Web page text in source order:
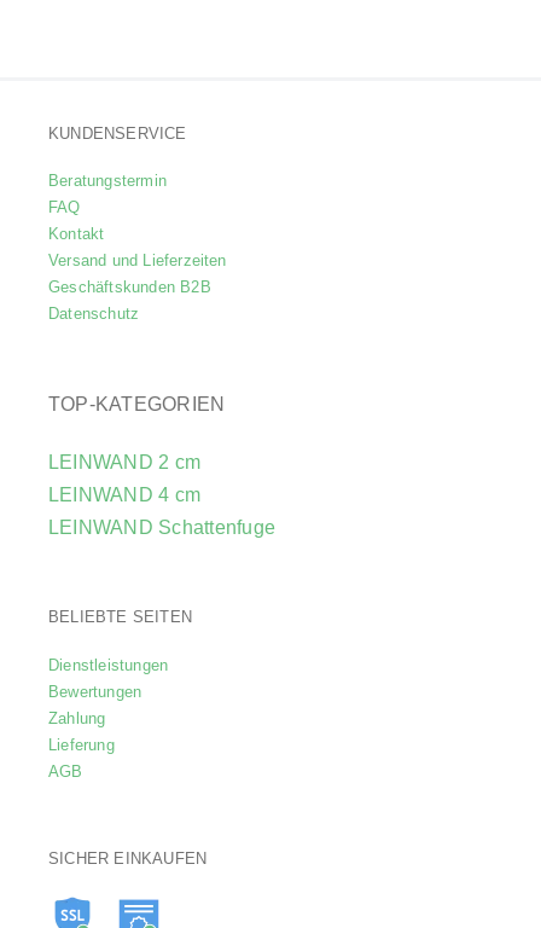
KUNDENSERVICE
Beratungstermin
FAQ
Kontakt
Versand und Lieferzeiten
Geschäftskunden B2B
Datenschutz
TOP-KATEGORIEN
LEINWAND 2 cm
LEINWAND 4 cm
LEINWAND Schattenfuge
BELIEBTE SEITEN
Dienstleistungen
Bewertungen
Zahlung
Lieferung
AGB
SICHER EINKAUFEN